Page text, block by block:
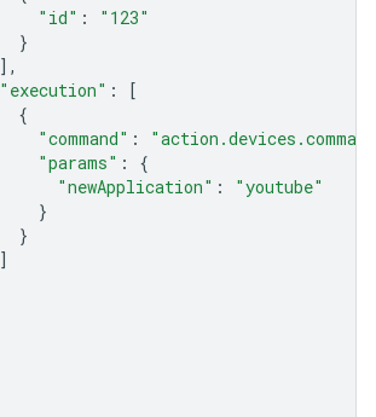
"id" :
"123"
}
],
"execution" :
[
{
"command" :
"params" :
{
"newApplication" :
"youtube"
}
}
]